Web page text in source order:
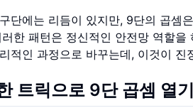
단에는 리듬이 있지만, 9단의 곱셈
한 패턴은 정신적인 안전망 역할
적인 과정으로 바꾸는데, 이것이
트릭으로 9단 곱셈 열기